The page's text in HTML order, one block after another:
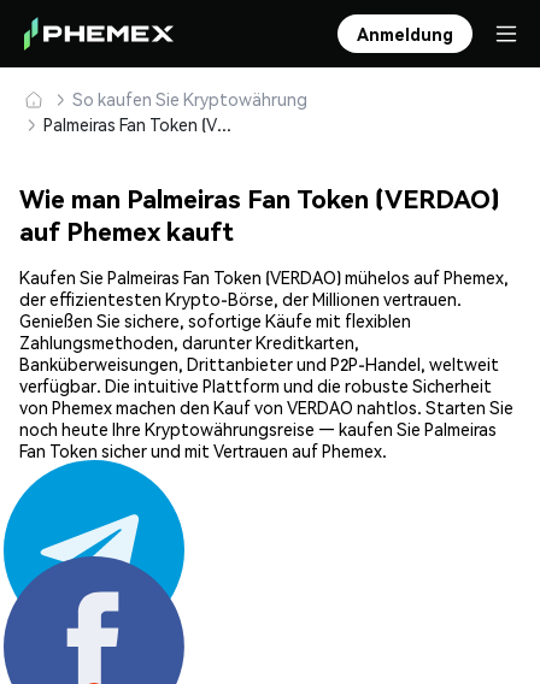
Anmeldung
So kaufen Sie Kryptowährung
Palmeiras Fan Token (VERDAO) sicher kaufen und speichern
Wie man Palmeiras Fan Token (VERDAO)
auf Phemex kauft
Kaufen Sie Palmeiras Fan Token (VERDAO) mühelos auf Phemex,
der effizientesten Krypto-Börse, der Millionen vertrauen.
Genießen Sie sichere, sofortige Käufe mit flexiblen
Zahlungsmethoden, darunter Kreditkarten,
Banküberweisungen, Drittanbieter und P2P-Handel, weltweit
verfügbar. Die intuitive Plattform und die robuste Sicherheit
von Phemex machen den Kauf von VERDAO nahtlos. Starten Sie
noch heute Ihre Kryptowährungsreise — kaufen Sie Palmeiras
Fan Token sicher und mit Vertrauen auf Phemex.
Teilen: